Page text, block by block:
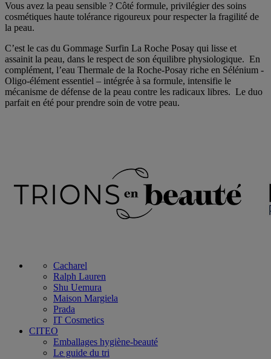
Vous avez la peau sensible ? Côté formule, privilégier des soins
cosmétiques haute tolérance rigoureux pour respecter la fragilité de
la peau.
C’est le cas du Gommage Surfin La Roche Posay qui lisse et
assainit la peau, dans le respect de son équilibre physiologique. En
complément, l’eau Thermale de la Roche-Posay riche en Sélénium -
Oligo-élément essentiel – intégrée à sa formule, intensifie le
mécanisme de défense de la peau contre les radicaux libres. Le duo
parfait en été pour prendre soin de votre peau.
Cacharel
Ralph Lauren
Shu Uemura
Maison Margiela
Prada
IT Cosmetics
CITEO
Emballages hygiène-beauté
Le guide du tri